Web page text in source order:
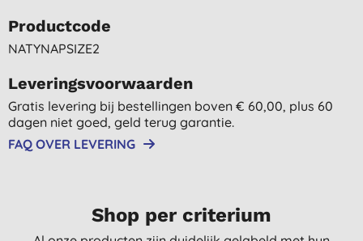
Productcode
NATYNAPSIZE2
Leveringsvoorwaarden
Gratis levering bij bestellingen boven € 60,00, plus 60
dagen niet goed, geld terug garantie.
FAQ OVER LEVERING
Shop per criterium